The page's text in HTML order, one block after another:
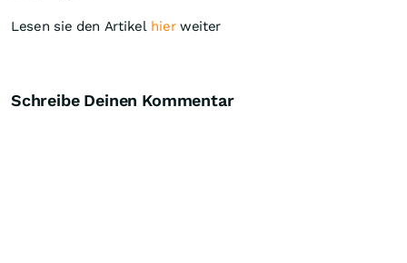
Lesen sie den Artikel hierweiter
Schreibe Deinen Kommentar